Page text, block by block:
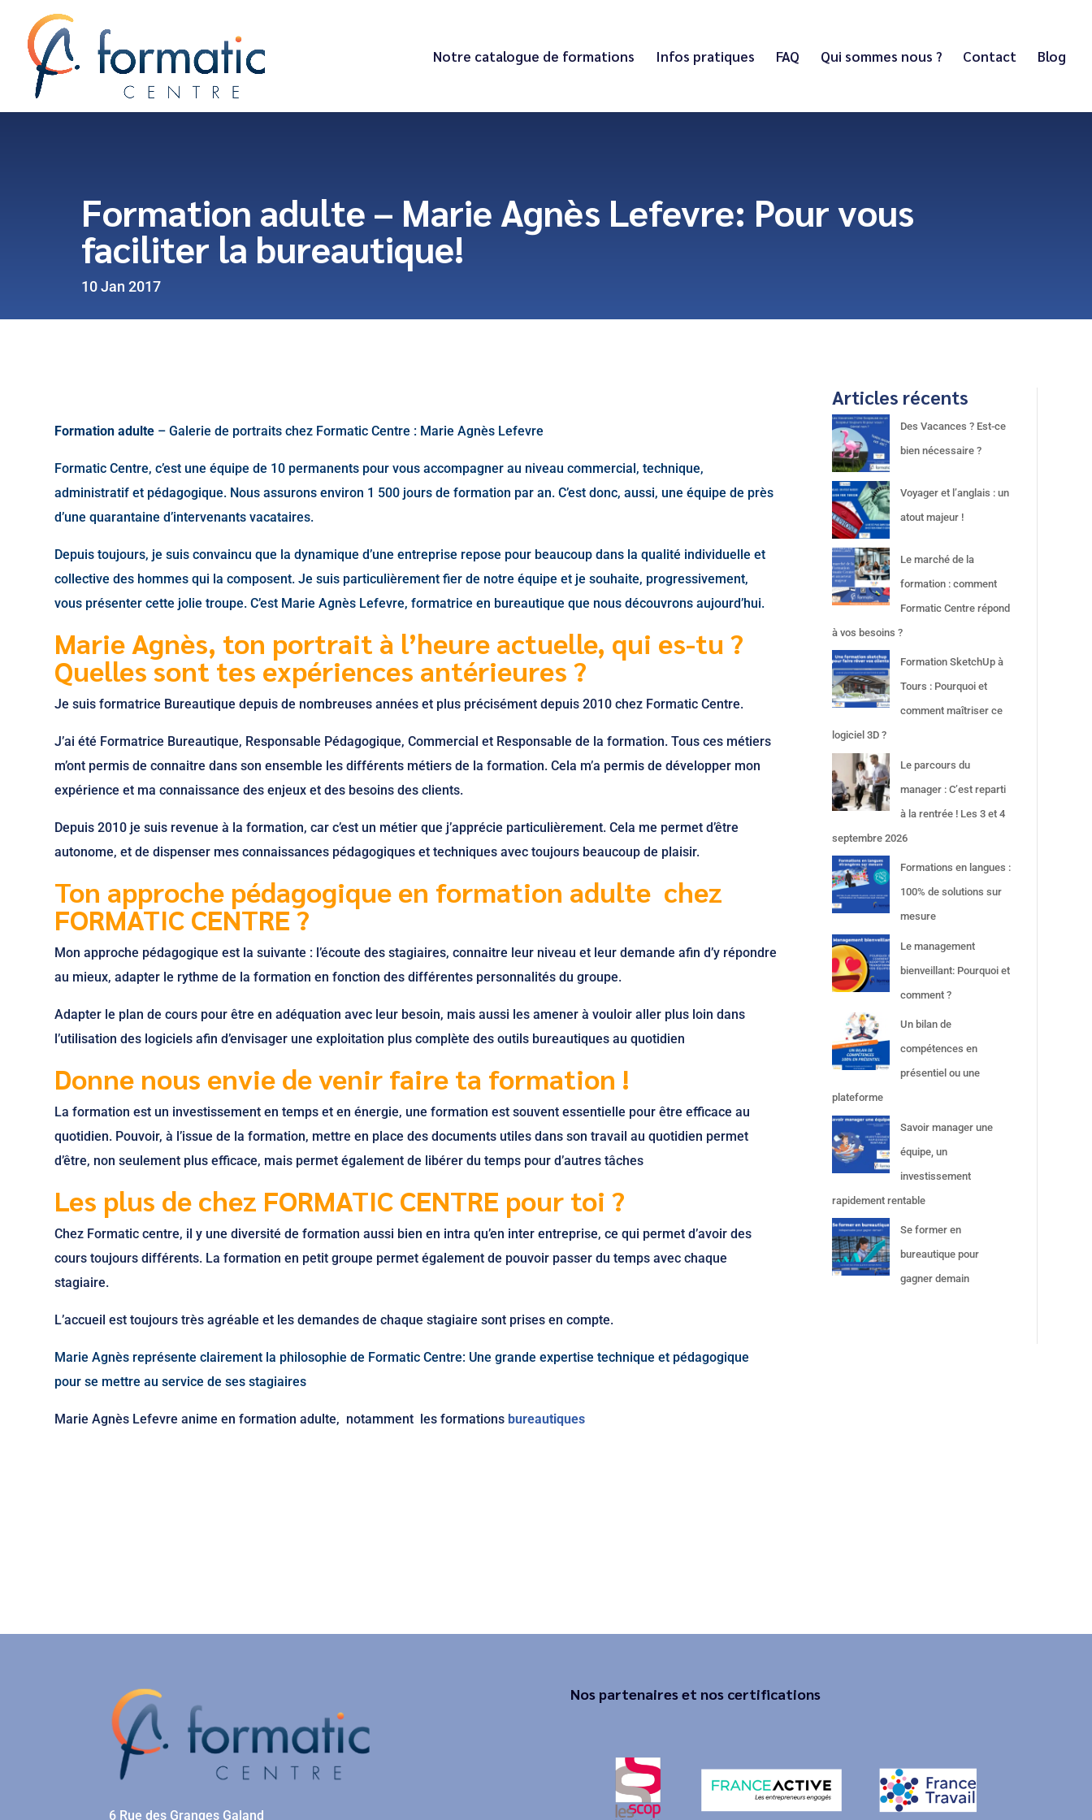
Notre catalogue de formations Infos pratiques FAQ Qui sommes nous ? Contact Blog
Formation adulte – Marie Agnès Lefevre: Pour vous
faciliter la bureautique!
10 Jan 2017
Formation adulte – Galerie de portraits chez Formatic Centre : Marie Agnès Lefevre
Formatic Centre, c’est une équipe de 10 permanents pour vous accompagner au niveau commercial, technique,
administratif et pédagogique. Nous assurons environ 1 500 jours de formation par an. C’est donc, aussi, une équipe de près
d’une quarantaine d’intervenants vacataires.
Depuis toujours, je suis convaincu que la dynamique d’une entreprise repose pour beaucoup dans la qualité individuelle et
collective des hommes qui la composent. Je suis particulièrement fier de notre équipe et je souhaite, progressivement,
vous présenter cette jolie troupe. C’est Marie Agnès Lefevre, formatrice en bureautique que nous découvrons aujourd’hui.
Marie Agnès, ton portrait à l’heure actuelle, qui es-tu ?
Quelles sont tes expériences antérieures ?
Je suis formatrice Bureautique depuis de nombreuses années et plus précisément depuis 2010 chez Formatic Centre.
J’ai été Formatrice Bureautique, Responsable Pédagogique, Commercial et Responsable de la formation. Tous ces métiers
m’ont permis de connaitre dans son ensemble les différents métiers de la formation. Cela m’a permis de développer mon
expérience et ma connaissance des enjeux et des besoins des clients.
Depuis 2010 je suis revenue à la formation, car c’est un métier que j’apprécie particulièrement. Cela me permet d’être
autonome, et de dispenser mes connaissances pédagogiques et techniques avec toujours beaucoup de plaisir.
Ton approche pédagogique en formation adulte chez
FORMATIC CENTRE ?
Mon approche pédagogique est la suivante : l’écoute des stagiaires, connaitre leur niveau et leur demande afin d’y répondre
au mieux, adapter le rythme de la formation en fonction des différentes personnalités du groupe.
Adapter le plan de cours pour être en adéquation avec leur besoin, mais aussi les amener à vouloir aller plus loin dans
l’utilisation des logiciels afin d’envisager une exploitation plus complète des outils bureautiques au quotidien
Donne nous envie de venir faire ta formation !
La formation est un investissement en temps et en énergie, une formation est souvent essentielle pour être efficace au
quotidien. Pouvoir, à l’issue de la formation, mettre en place des documents utiles dans son travail au quotidien permet
d’être, non seulement plus efficace, mais permet également de libérer du temps pour d’autres tâches
Les plus de chez FORMATIC CENTRE pour toi ?
Chez Formatic centre, il y une diversité de formation aussi bien en intra qu’en inter entreprise, ce qui permet d’avoir des
cours toujours différents. La formation en petit groupe permet également de pouvoir passer du temps avec chaque
stagiaire.
L’accueil est toujours très agréable et les demandes de chaque stagiaire sont prises en compte.
Marie Agnès représente clairement la philosophie de Formatic Centre: Une grande expertise technique et pédagogique
pour se mettre au service de ses stagiaires
Marie Agnès Lefevre anime en formation adulte, notamment les formations bureautiques
Articles récents
Des Vacances ? Est-ce
bien nécessaire ?
Voyager et l’anglais : un
atout majeur !
Le marché de la
formation : comment
Formatic Centre répond
à vos besoins ?
Formation SketchUp à
Tours : Pourquoi et
comment maîtriser ce
logiciel 3D ?
Le parcours du
manager : C’est reparti
à la rentrée ! Les 3 et 4
septembre 2026
Formations en langues :
100% de solutions sur
mesure
Le management
bienveillant: Pourquoi et
comment ?
Un bilan de
compétences en
présentiel ou une
plateforme
Savoir manager une
équipe, un
investissement
rapidement rentable
Se former en
bureautique pour
gagner demain
6 Rue des Granges Galand
Nos partenaires et nos certifications